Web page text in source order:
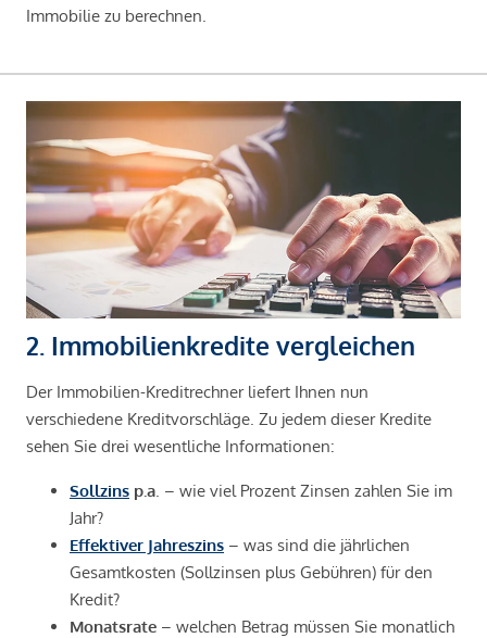
Immobilie zu berechnen.
2. Immobilienkredite vergleichen
Der Immobilien-Kreditrechner liefert Ihnen nun
verschiedene Kreditvorschläge. Zu jedem dieser Kredite
sehen Sie drei wesentliche Informationen:
Sollzins p.a . – wie viel Prozent Zinsen zahlen Sie im
Jahr?
Effektiver Jahreszins – was sind die jährlichen
Gesamtkosten (Sollzinsen plus Gebühren) für den
Kredit?
Monatsrate – welchen Betrag müssen Sie monatlich